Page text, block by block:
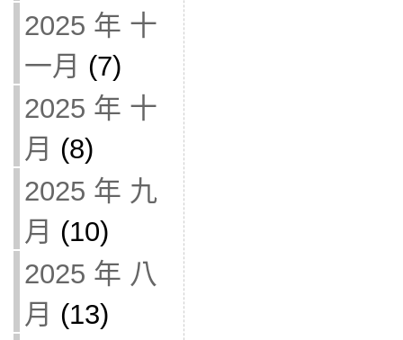
2025 年 十
一月 (7)
2025 年 十
月 (8)
2025 年 九
月 (10)
2025 年 八
月 (13)